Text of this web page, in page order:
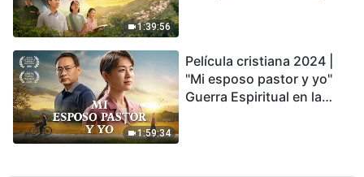
1:39:56
1:59:34
Película cristiana 2024 |
"Mi esposo pastor y yo"
Guerra Espiritual en la